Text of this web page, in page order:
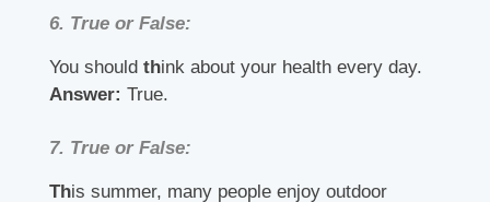
6. True or False:
You should think about your health every day.
Answer: True.
7. True or False:
This summer, many people enjoy outdoor